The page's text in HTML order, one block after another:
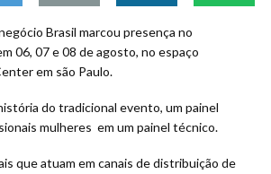
Brasil marcou presença no
06, 07 e 08 de agosto, no espaço
em são Paulo.
do tradicional evento, um painel
mulheres em um painel técnico.
que atuam em canais de distribuição de